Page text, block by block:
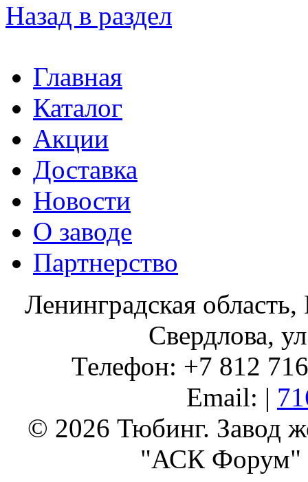
Назад в раздел
Главная
Каталог
Акции
Доставка
Новости
О заводе
Партнерство
Ленинградская
Свердлова,
Телефон: +7 812
Email: |
© 2026 Тюбинг. Завод
"АСК Форум"